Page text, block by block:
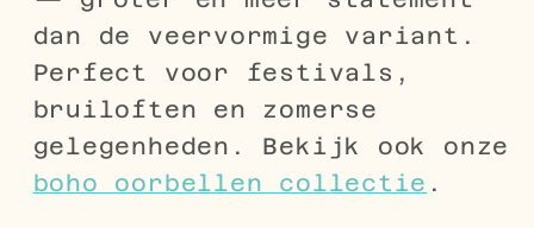
dan de veervormige variant.
Perfect voor festivals,
bruiloften en zomerse
gelegenheden. Bekijk ook onze
boho oorbellen collectie .